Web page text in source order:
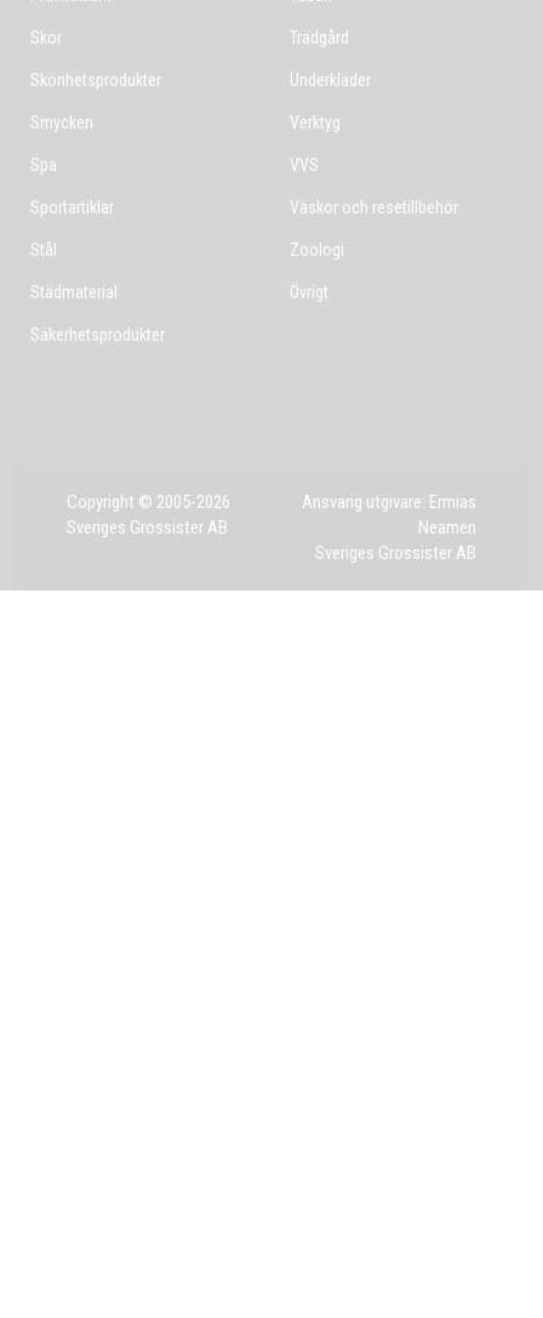
Skor
Skönhetsprodukter
Smycken
Spa
Sportartiklar
Stål
Städmaterial
Säkerhetsprodukter
Trädgård
Underkläder
Verktyg
VVS
Väskor och resetillbehör
Zoologi
Övrigt
Copyright © 2005-2026
Sveriges Grossister AB
Ansvarig utgivare: Ermias
Neamen
Sveriges Grossister AB